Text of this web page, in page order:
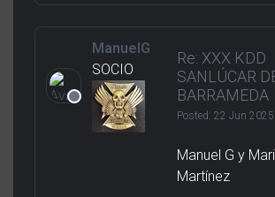
ManuelG
SOCIO
Re: XXX KDD
SANLÚCAR
BARRAMEDA
Posted: 22 Jun
Manuel G y
Martínez